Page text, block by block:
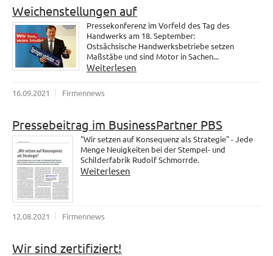
Weichenstellungen auf
Pressekonferenz im Vorfeld des Tag des
Handwerks am 18. September:
Ostsächsische Handwerksbetriebe setzen
Maßstäbe und sind Motor in Sachen...
Weiterlesen
16.09.2021 Firmennews
Pressebeitrag im BusinessPartner PBS
"Wir setzen auf Konsequenz als Strategie" - Jede
Menge Neuigkeiten bei der Stempel- und
Schilderfabrik Rudolf Schmorrde.
Weiterlesen
12.08.2021 Firmennews
Wir sind zertifiziert!